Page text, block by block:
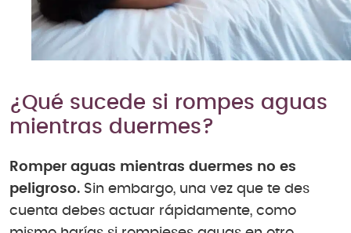
¿Qué sucede si rompes aguas
mientras duermes?
Romper aguas mientras duermes no es
peligroso. Sin embargo, una vez que te des
cuenta debes actuar rápidamente, como